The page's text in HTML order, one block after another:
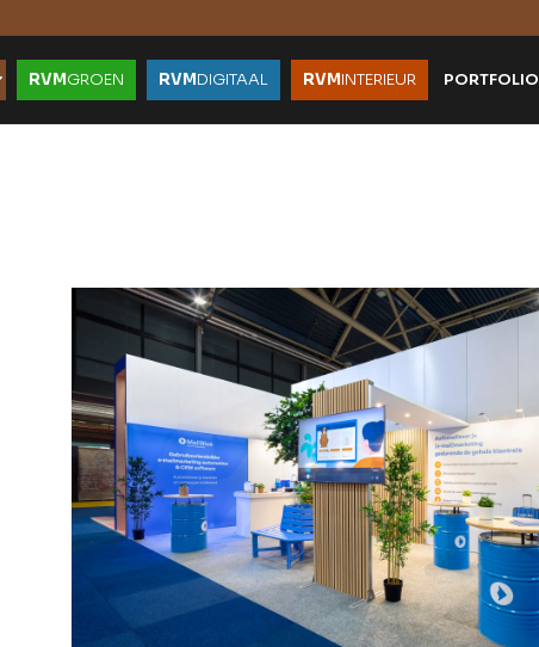
RVMGROEN RVMDIGITAAL RVMINTERIEUR PORTFOLIO